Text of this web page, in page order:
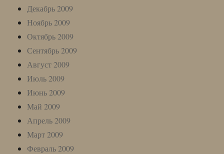
Декабрь 2009
Ноябрь 2009
Октябрь 2009
Сентябрь 2009
Август 2009
Июль 2009
Июнь 2009
Май 2009
Апрель 2009
Март 2009
Февраль 2009